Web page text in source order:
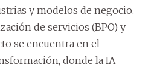
y modelos de negocio.
de servicios (BPO) y
se encuentra en el
donde la IA